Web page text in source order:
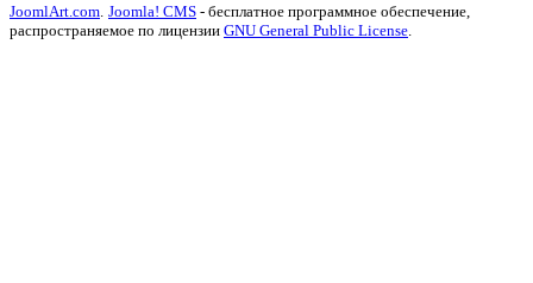
JoomlArt.com Joomla! CMS - бесплатное программное обеспечение,
распространяемое по лицензии GNU General Public License